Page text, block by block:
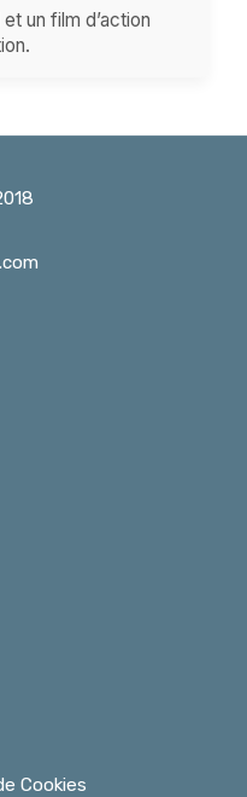
un film d’action
Cookies